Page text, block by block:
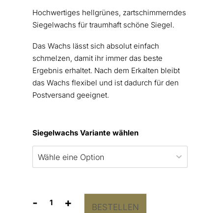
Hochwertiges hellgrünes, zartschimmerndes
Siegelwachs für traumhaft schöne Siegel.
Das Wachs lässt sich absolut einfach
schmelzen, damit ihr immer das beste
Ergebnis erhaltet. Nach dem Erkalten bleibt
das Wachs flexibel und ist dadurch für den
Postversand geeignet.
Siegelwachs Variante wählen
-
Siegelwachs
+ BESTELLEN